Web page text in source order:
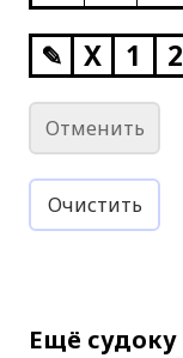
✎ X 1 2
Отменить
Очистить
Ещё судоку